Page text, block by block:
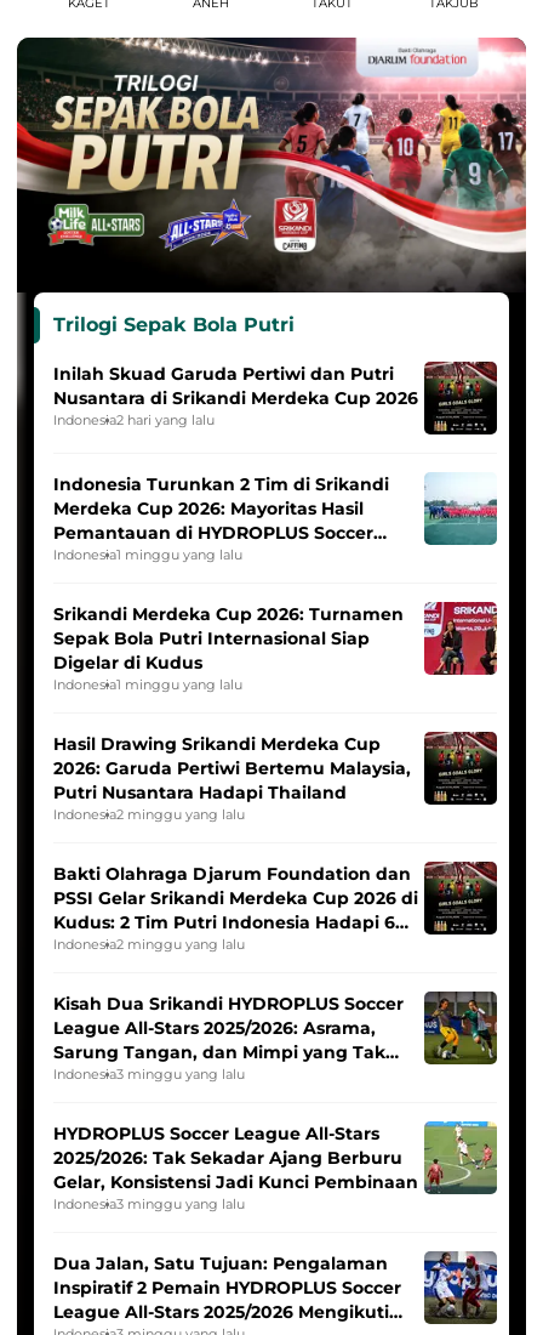
KAGET ANEH TAKUT TAKJUB
Trilogi Sepak Bola Putri
Inilah Skuad Garuda Pertiwi dan Putri
Nusantara di Srikandi Merdeka Cup 2026
Indonesia2 hari yang lalu
Indonesia Turunkan 2 Tim di Srikandi
Merdeka Cup 2026: Mayoritas Hasil
Pemantauan di HYDROPLUS Soccer
League
Indonesia1 minggu yang lalu
Srikandi Merdeka Cup 2026: Turnamen
Sepak Bola Putri Internasional Siap
Digelar di Kudus
Indonesia1 minggu yang lalu
Hasil Drawing Srikandi Merdeka Cup
2026: Garuda Pertiwi Bertemu Malaysia,
Putri Nusantara Hadapi Thailand
Indonesia2 minggu yang lalu
Bakti Olahraga Djarum Foundation dan
PSSI Gelar Srikandi Merdeka Cup 2026 di
Kudus: 2 Tim Putri Indonesia Hadapi 6
Tim Asia
Indonesia2 minggu yang lalu
Kisah Dua Srikandi HYDROPLUS Soccer
League All-Stars 2025/2026: Asrama,
Sarung Tangan, dan Mimpi yang Tak
Pernah Padam
Indonesia3 minggu yang lalu
HYDROPLUS Soccer League All-Stars
2025/2026: Tak Sekadar Ajang Berburu
Gelar, Konsistensi Jadi Kunci Pembinaan
Indonesia3 minggu yang lalu
Dua Jalan, Satu Tujuan: Pengalaman
Inspiratif 2 Pemain HYDROPLUS Soccer
League All-Stars 2025/2026 Mengikuti